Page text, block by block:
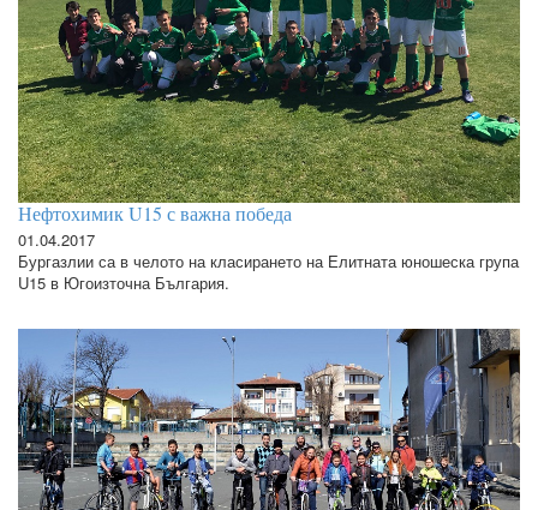
Нефтохимик U15 с важна победа
01.04.2017
Бургазлии са в челото на класирането на Елитната юношеска група
U15 в Югоизточна България.